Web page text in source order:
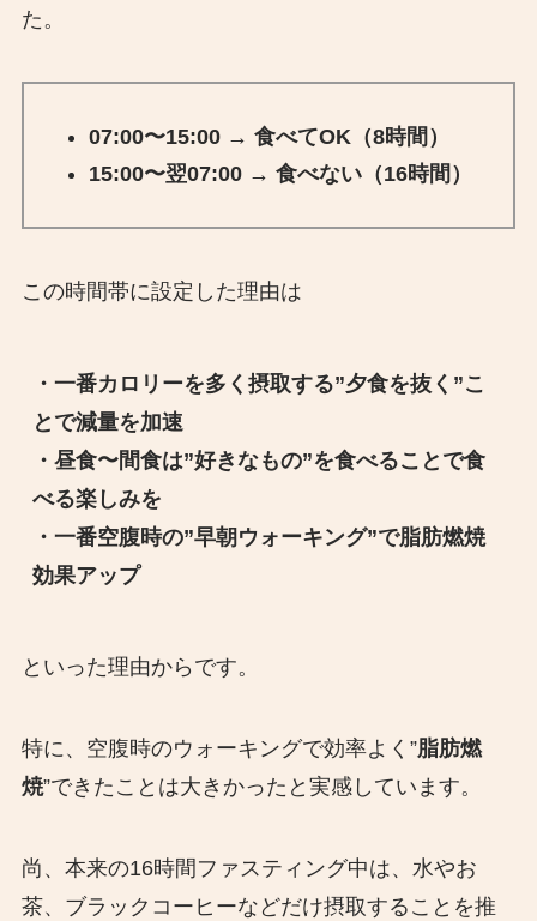
た。
07:00〜15:00 → 食べてOK（8時間）
15:00〜翌07:00 → 食べない（16時間）
この時間帯に設定した理由は
・一番カロリーを多く摂取する”夕食を抜く”こ
とで減量を加速
・昼食〜間食は”好きなもの”を食べることで食
べる楽しみを
・一番空腹時の”早朝ウォーキング”で脂肪燃焼
効果アップ
といった理由からです。
特に、空腹時のウォーキングで効率よく”脂肪燃
焼”できたことは大きかったと実感しています。
尚、本来の16時間ファスティング中は、水やお
茶、ブラックコーヒーなどだけ摂取することを推